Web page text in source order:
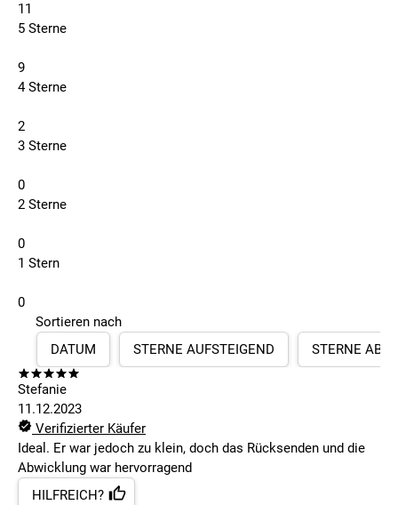
11
5 Sterne
9
4 Sterne
2
3 Sterne
0
2 Sterne
0
1 Stern
0
Sortieren nach
DATUM
STERNE AUFSTEIGEND STERNE
Stefanie
11.12.2023
Verifizierter Käufer
Ideal. Er war jedoch zu klein, doch das Rücksenden und die
Abwicklung war hervorragend
HILFREICH?